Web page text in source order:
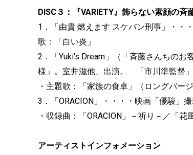
DISC３：『VARIETY』飾らない素顔の斉
1．「由貴 燃えます スケバン刑事」・・
歌：「白い炎」
2．「Yuki‘s Dream」（「斉藤さんちの
様」。室井滋他、出演。 「市川準監督」
・主題歌：「家族の食卓」（ロングバージ
3．「ORACION」・・・・映画「優駿」
・収録曲：「ORACION」－祈り－／「花
アーティストインフォメーション